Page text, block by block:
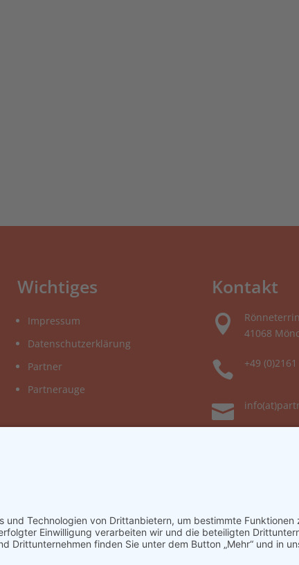
Wichtiges
Impressum
Datenschutzerklärung
Partner
Partnerauge
Kontakt

41068
 +49
